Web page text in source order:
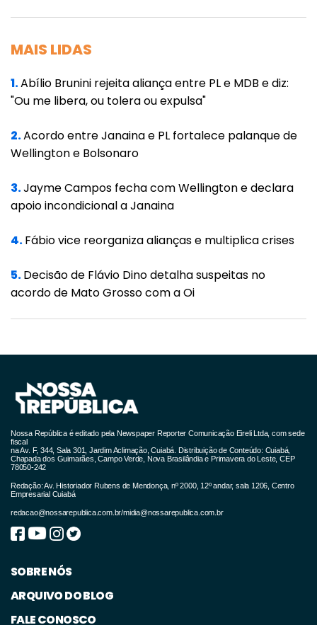
MAIS LIDAS
1.Abílio Brunini rejeita aliança entre PL e MDB e diz:
"Ou me libera, ou tolera ou expulsa"
2.Acordo entre Janaina e PL fortalece palanque de
Wellington e Bolsonaro
3.Jayme Campos fecha com Wellington e declara
apoio incondicional a Janaina
4.Fábio vice reorganiza alianças e multiplica crises
5.Decisão de Flávio Dino detalha suspeitas no
acordo de Mato Grosso com a Oi
Nossa República é editado pela Newspaper Reporter Comunicação Eireli Ltda, com sede
fiscal
na Av. F, 344, Sala 301, Jardim Aclimação, Cuiabá. Distribuição de Conteúdo: Cuiabá,
Chapada dos Guimarães, Campo Verde, Nova Brasilândia e Primavera do Leste, CEP
78050-242
Redação: Av. Historiador Rubens de Mendonça, nº 2000, 12º andar, sala 1206, Centro
Empresarial Cuiabá
redacao@nossarepublica.com.br/midia@nossarepublica.com.br
SOBRE NÓS
ARQUIVO DO BLOG
FALE CONOSCO